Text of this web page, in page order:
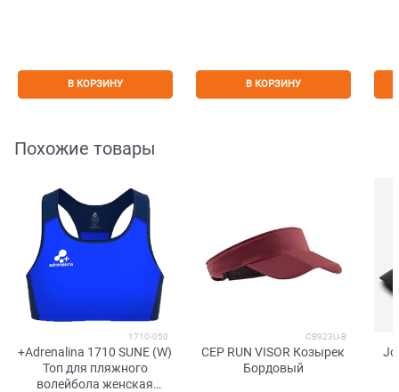
В КОРЗИНУ В КОРЗИНУ
Похожие товары
1710-050
+Adrenalina 1710 SUNE (W)
Топ для пляжного
волейбола женская
CB923U-B
CEP RUN VISOR Козырек
Бордовый